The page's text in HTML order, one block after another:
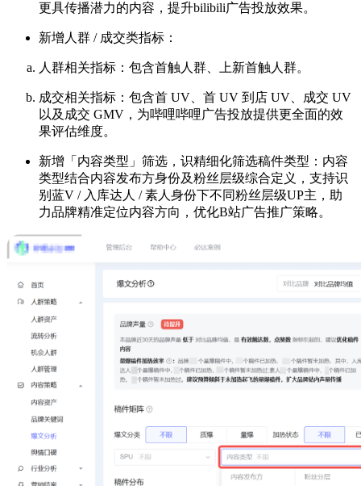
更具传播潜力的内容，提升bilibili广告投放效果。
新增人群 / 成交类指标：
人群相关指标：包含首触人群、上新首触人群。
成交相关指标：包含首 UV、首 UV 到店 UV、成交 UV
以及成交 GMV，为哔哩哔哩广告投放提供更全面的效
果评估维度。
新增「内容类型」筛选，识精细化筛选稿件类型：内容
类型结合内容发布方身份及粉丝层级综合定义，支持识
别蓝V / 入库达人 / 素人身份下不同粉丝层级UP主，助
力品牌精准定位内容方向，优化B站广告推广策略。